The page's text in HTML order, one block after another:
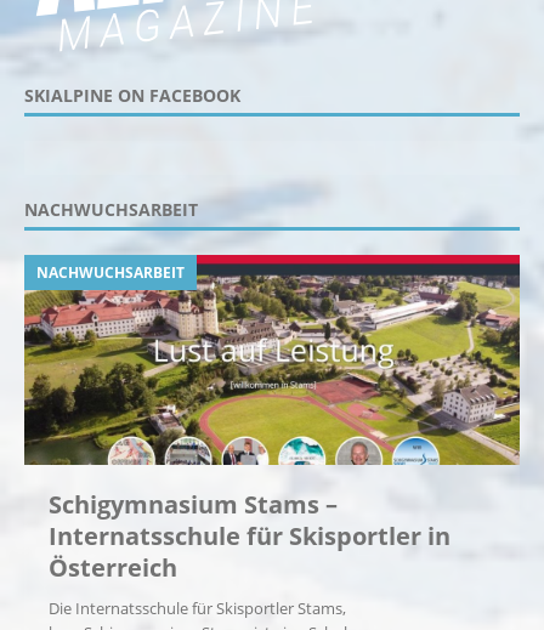
SKIALPINE ON FACEBOOK
NACHWUCHSARBEIT
NACHWUCHSARBEIT
Schigymnasium Stams –
Internatsschule für Skisportler in
Österreich
Die Internatsschule für Skisportler Stams,